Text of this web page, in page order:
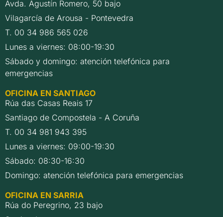
Avda. Agustín Romero, 50 bajo
Vilagarcía de Arousa - Pontevedra
T. 00 34 986 565 026
Lunes a viernes: 08:00-19:30
Sábado y domingo: atención telefónica para
emergencias
OFICINA EN SANTIAGO
Rúa das Casas Reais 17
Santiago de Compostela - A Coruña
T. 00 34 981 943 395
Lunes a viernes: 09:00-19:30
Sábado: 08:30-16:30
Domingo: atención telefónica para emergencias
OFICINA EN SARRIA
Rúa do Peregrino, 23 bajo